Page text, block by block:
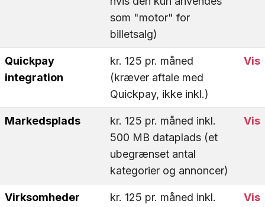
som "motor" for
billetsalg)
Quickpay
integration
kr. 125 pr. måned
(kræver aftale med
Quickpay, ikke inkl.)
Vis
Markedsplads
kr. 125 pr. måned inkl.
500 MB dataplads (et
ubegrænset antal
kategorier og annoncer)
Vis
Virksomheder
kr. 125 pr. måned inkl.
Vis